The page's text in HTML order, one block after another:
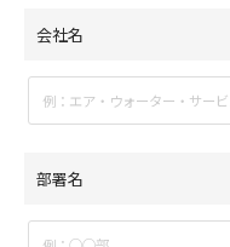
会社名
部署名